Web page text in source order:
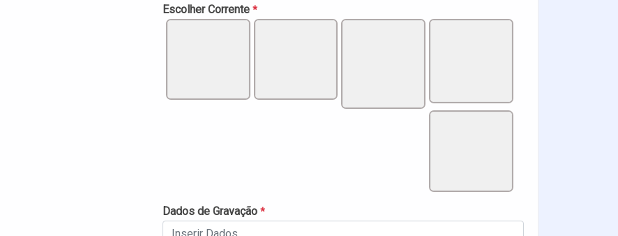
Escolher Corrente *
Dados de Gravação *